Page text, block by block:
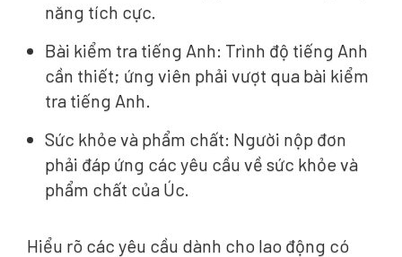
năng tích cực.
Bài kiểm tra tiếng Anh: Trình độ tiếng Anh
cần thiết; ứng viên phải vượt qua bài kiểm
tra tiếng Anh.
Sức khỏe và phẩm chất: Người nộp đơn
phải đáp ứng các yêu cầu về sức khỏe và
phẩm chất của Úc.
Hiểu rõ các yêu cầu dành cho lao động có